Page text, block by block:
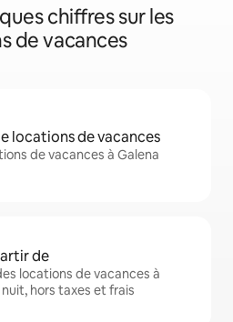
chiffres sur les
de vacances
locations de vacances
de vacances à Galena
de
locations de vacances à
hors taxes et frais